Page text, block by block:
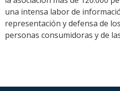
una intensa labor de
representación y defensa de
personas consumidoras y de